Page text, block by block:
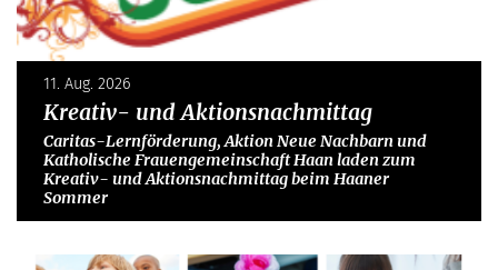
11. Aug. 2026
Kreativ- und Aktionsnachmittag
Caritas-Lernförderung, Aktion Neue Nachbarn und
Katholische Frauengemeinschaft Haan laden zum
Kreativ- und Aktionsnachmittag beim Haaner
Sommer